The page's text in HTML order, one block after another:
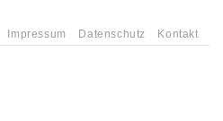
Impressum Datenschutz Kontakt